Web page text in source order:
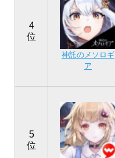
4
位
神託のメソロギ
ア
5
位